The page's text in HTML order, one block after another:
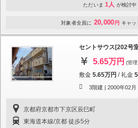
ただいま 1人 が検討中
対象者全員に 20,000 円 キャ
セントサウス[202号
5.65万円 (管
敷金 5.65万円 /礼金
3階建 | 2000年02月
京都府京都市下京区辰巳町
東海道本線/京都 徒歩5分